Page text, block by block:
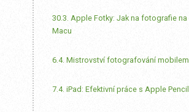
30.3. Apple Fotky: Jak na fotografie na
Macu
6.4. Mistrovství fotografování mobilem
7.4. iPad: Efektivní práce s Apple Pencil